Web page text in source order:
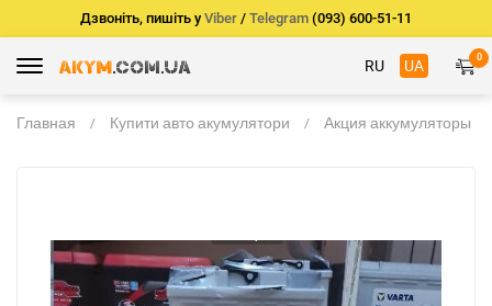
Дзвоніть, пишіть у Viber / Telegram (093) 600-51-11
RU UA 0
Главная Купити авто акумулятори Акция аккумуляторы